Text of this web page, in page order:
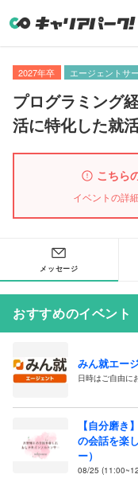
2027年卒 エージェントサ
プログラミング
活に特化した就
こちら
イベントの詳
メッセージ
おすすめのイベント
みん就エー
日時はご自由に
【自分磨き
の会話を楽
ー）
08/25